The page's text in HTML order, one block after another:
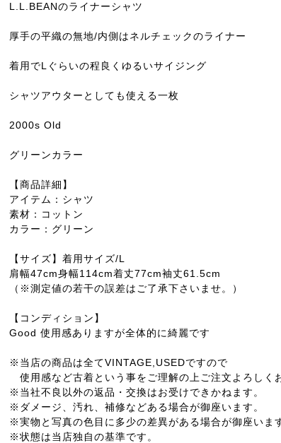
L.L.BEANのライナーシャツ
厚手の平織の無地/内側はネルチェックのライナー
着用でLぐらいの程良くゆるいサイジング
シャツアウターとしても使える一枚
2000s Old
グリーンカラー
【商品詳細】
アイテム：シャツ
素材：コットン
カラー：グリーン
【サイズ】着用サイズ/L
肩幅47cm身幅114cm着丈77cm袖丈61.5cm
（※測定値の若干の誤差はご了承下さいませ。）
【コンディション】
Good 使用感ありますが全体的に綺麗です
※当店の商品は全てVINTAGE,USEDですので
使用感など古着という事をご理解の上ご注文よろしく
※当社不良以外の返品・交換はお受けできかねます。
※ダメージ、汚れ、補修などある場合が御座います。
※実物と写真の色目に多少の差異がある場合が御座いま
※状態は当店独自の基準です。